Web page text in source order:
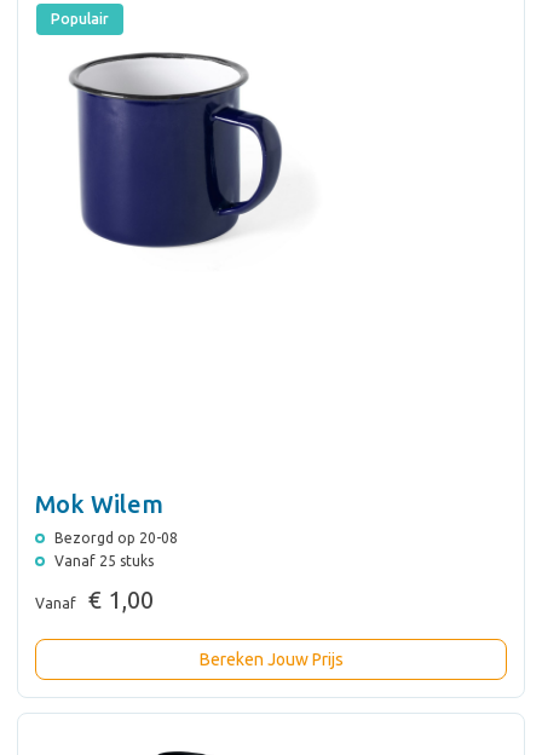
Populair
Mok Wilem
Bezorgd op 20-08
Vanaf 25 stuks
Vanaf € 1,00
Bereken Jouw Prijs